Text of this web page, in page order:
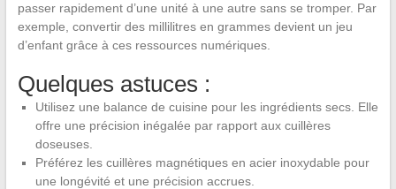
passer rapidement d’une unité à une autre sans se tromper. Par
exemple, convertir des millilitres en grammes devient un jeu
d’enfant grâce à ces ressources numériques.
Quelques astuces :
Utilisez une balance de cuisine pour les ingrédients secs. Elle
offre une précision inégalée par rapport aux cuillères
doseuses.
Préférez les cuillères magnétiques en acier inoxydable pour
une longévité et une précision accrues.